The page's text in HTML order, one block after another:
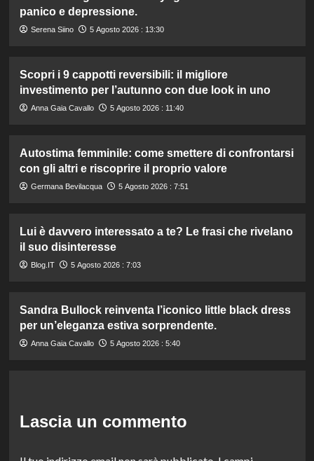
panico e depressione.
Serena Siino 5 Agosto 2026 : 13:30
Scopri i 9 cappotti reversibili: il migliore
investimento per l’autunno con due look in uno
Anna Gaia Cavallo 5 Agosto 2026 : 11:40
Autostima femminile: come smettere di confrontarsi
con gli altri e riscoprire il proprio valore
Germana Bevilacqua 5 Agosto 2026 : 7:51
Lui è davvero interessato a te? Le frasi che rivelano
il suo disinteresse
Blog.IT 5 Agosto 2026 : 7:03
Sandra Bullock reinventa l’iconico little black dress
per un’eleganza estiva sorprendente.
Anna Gaia Cavallo 5 Agosto 2026 : 5:40
Lascia un commento